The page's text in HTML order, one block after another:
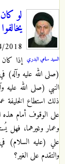
السيد سامي البدري
لو
- 06:00
إذا
(صلى الله عليه وآله)
النبي (صلى الله عليه
ذلك استطاع الخليفة
على الوقوف أمام هذه
وعمار وغيرهما، فهل
علي (عليه السلام) في
والتقدم على الغير؟